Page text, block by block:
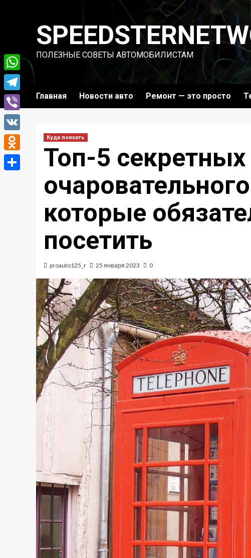
содержимому
ПОЛЕЗНЫЕ СОВЕТЫ АВТОМОБИЛИСТАМ
Главная Новости авто Ремонт — это просто
Куда поехать
Топ-5
которые
посетить
proauto125_r 25 января 2023 0
WhatsApp
Telegram
Viber
VK
Odnoklassniki